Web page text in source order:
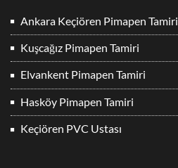
Ankara Keçiören Pimapen Tamiri
Kuşcağız Pimapen Tamiri
Elvankent Pimapen Tamiri
Hasköy Pimapen Tamiri
Keçiören PVC Ustası